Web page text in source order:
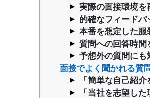
実際の面接環境を
的確なフィードバ
本番を想定した服
質問への回答時間
予想外の質問にも
面接でよく聞かれる質
「簡単な自己紹介
「当社を志望し